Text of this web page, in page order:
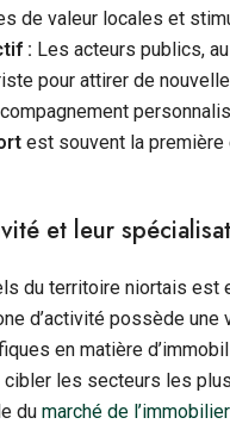
de valeur locales et
: Les acteurs publics,
pour attirer de
est souvent la première
et leur
du territoire niortais est
d’activité possède
en matière
les secteurs les
du marché de